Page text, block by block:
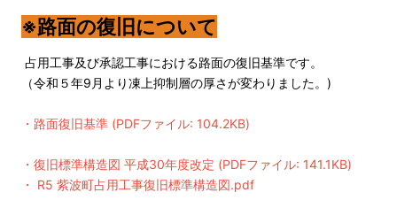
※路面の復旧について
占用工事及び承認工事における路面の復旧基準です。
（令和５年9月より凍上抑制層の厚さが変わりました。)
・ 路面復旧基準 (PDFファイル: 104.2KB)
・ 復旧標準構造図 平成30年度改定 (PDFファイル: 141.1KB)
・ R5 紫波町占用工事復旧標準構造図.pdf